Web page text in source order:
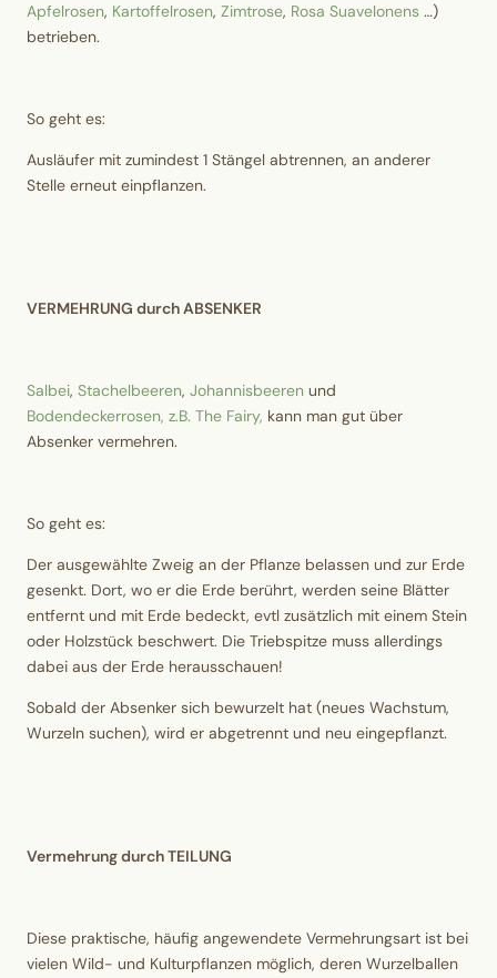
Apfelrosen, Kartoffelrosen, Zimtrose, Rosa Suavelonens …)
betrieben.
So geht es:
Ausläufer mit zumindest 1 Stängel abtrennen, an anderer
Stelle erneut einpflanzen.
VERMEHRUNG durch ABSENKER
Salbei, Stachelbeeren, Johannisbeeren und
Bodendeckerrosen, z.B. The Fairy, kann man gut über
Absenker vermehren.
So geht es:
Der ausgewählte Zweig an der Pflanze belassen und zur Erde
gesenkt. Dort, wo er die Erde berührt, werden seine Blätter
entfernt und mit Erde bedeckt, evtl zusätzlich mit einem Stein
oder Holzstück beschwert. Die Triebspitze muss allerdings
dabei aus der Erde herausschauen!
Sobald der Absenker sich bewurzelt hat (neues Wachstum,
Wurzeln suchen), wird er abgetrennt und neu eingepflanzt.
Vermehrung durch TEILUNG
Diese praktische, häufig angewendete Vermehrungsart ist bei
vielen Wild- und Kulturpflanzen möglich, deren Wurzelballen